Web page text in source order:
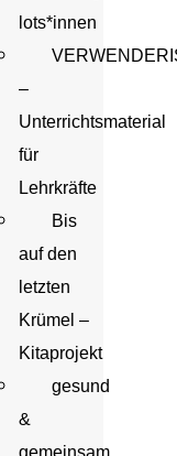
lots*innen
–
Unterrichtsmaterial
für
Lehrkräfte
Bis
auf den
letzten
Krümel –
Kitaprojekt
gesund
&
gemeinsam